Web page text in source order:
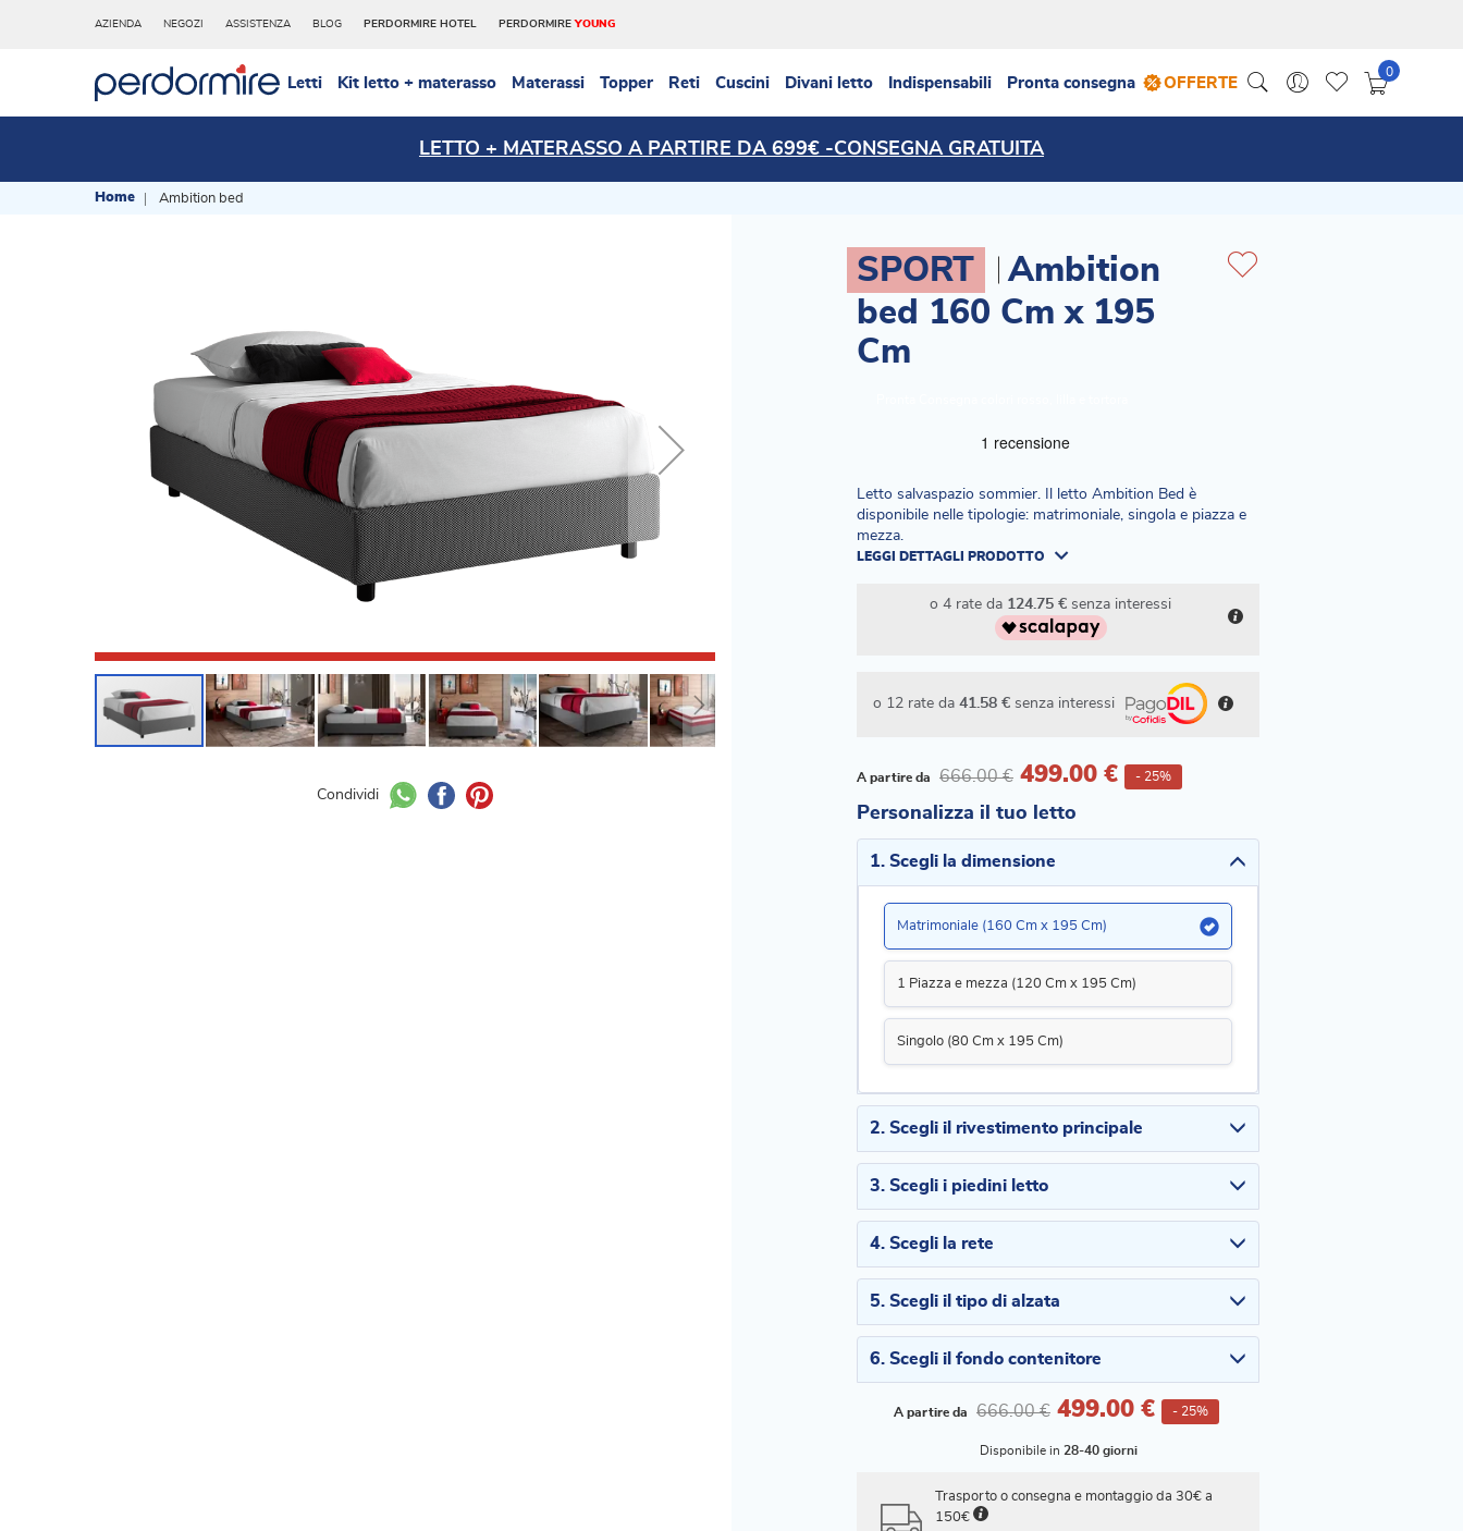
AZIENDA NEGOZI ASSISTENZA BLOG PERDORMIRE HOTEL PERDORMIREYOUNG
Letti Kit letto + materasso Materassi Topper Reti Cuscini Divani letto Indispensabili Pronta consegna OFFERTE
LETTO + MATERASSO A PARTIRE DA 699€ -CONSEGNA GRATUITA
TRASPORTO gratuito per importi > 499€
Home Ambition bed
Condividi
SPORT
Ambition
bed 160 Cm x 195
Cm
Letto salvaspazio sommier. Il letto Ambition Bed è
disponibile nelle tipologie: matrimoniale, singola e piazza e
mezza.
LEGGI DETTAGLI PRODOTTO
o 4 rate da 124.75 € senza interessi
o 12 rate da 41.58 € senza interessi
A partire da 499.00 €
666.00 € - 25%
Personalizza il tuo letto
1. Scegli la dimensione
Matrimoniale (160 Cm x 195 Cm)
1 Piazza e mezza (120 Cm x 195 Cm)
Singolo (80 Cm x 195 Cm)
2. Scegli il rivestimento principale
3. Scegli i piedini letto
4. Scegli la rete
5. Scegli il tipo di alzata
6. Scegli il fondo contenitore
A partire da 499.00 €
666.00 € - 25%
Disponibile in 28-40 giorni
Trasporto o consegna e montaggio da 30€ a
150€